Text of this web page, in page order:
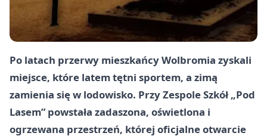
Po latach przerwy mieszkańcy Wolbromia zyskali
miejsce, które latem tętni sportem, a zimą
zamienia się w lodowisko. Przy Zespole Szkół „Pod
Lasem” powstała zadaszona, oświetlona i
ogrzewana przestrzeń, której oficjalne otwarcie